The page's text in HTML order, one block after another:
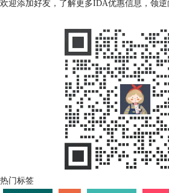
欢迎添加好友，了解更多IDA优惠信息，领逆
热门标签